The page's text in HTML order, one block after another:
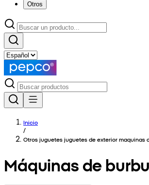
Otros
Inicio
/
Otros juguetes juguetes de exterior maquinas
Máquinas de